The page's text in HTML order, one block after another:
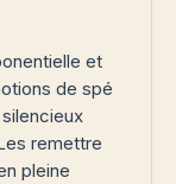
et
de spé
remettre
pleine